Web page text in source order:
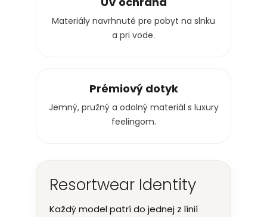
Materiály navrhnuté pre pobyt na slnku
a pri vode.
Prémiový dotyk
Jemný, pružný a odolný materiál s luxury
feelingom.
Resortwear Identity
Každý model patrí do jednej z línií